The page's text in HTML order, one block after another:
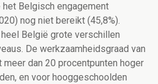
Belgisch engagement
nog niet bereikt (45,8%).
België grote verschillen
De werkzaamheidsgraad van
dan 20 procentpunten hoger
en voor hooggeschoolden